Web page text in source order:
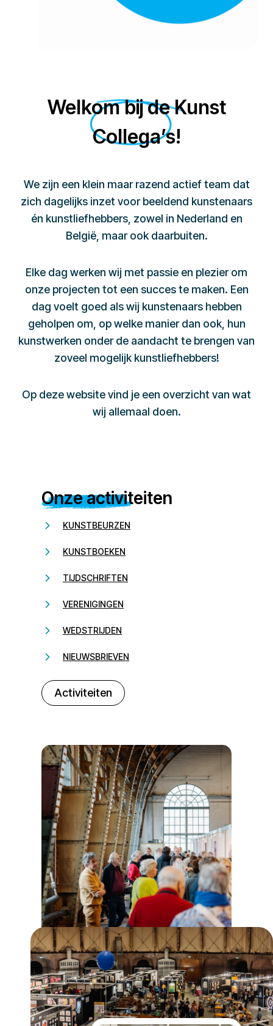
Welkom bij de Kunst
Collega’s!
We zijn een klein maar razend actief team dat
zich dagelijks inzet voor beeldend kunstenaars
én kunstliefhebbers, zowel in Nederland en
België, maar ook daarbuiten.
Elke dag werken wij met passie en plezier om
onze projecten tot een succes te maken. Een
dag voelt goed als wij kunstenaars hebben
geholpen om, op welke manier dan ook, hun
kunstwerken onder de aandacht te brengen van
zoveel mogelijk kunstliefhebbers!
Op deze website vind je een overzicht van wat
wij allemaal doen.
Onze activiteiten
KUNSTBEURZEN
KUNSTBOEKEN
TIJDSCHRIFTEN
VERENIGINGEN
WEDSTRIJDEN
NIEUWSBRIEVEN
Activiteiten
232323